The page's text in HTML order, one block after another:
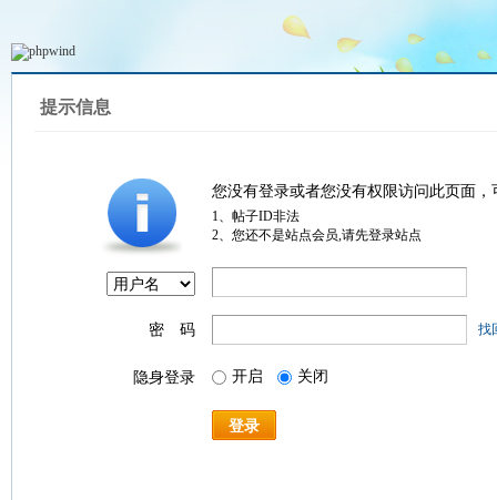
提示信息
您没有登录或者您没有权限访问此页面
1、帖子ID非法
2、您还不是站点会员,请先登录站点
密 码 找
隐身登录 开启 关闭
登录